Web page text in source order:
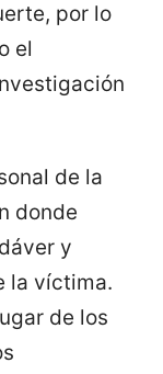
por lo
el
de la
donde
y
la víctima.
de los